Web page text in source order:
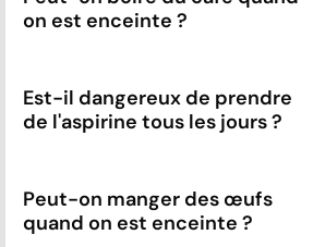
on est enceinte ?
Est-il dangereux de prendre
de l'aspirine tous les jours ?
Peut-on manger des œufs
quand on est enceinte ?